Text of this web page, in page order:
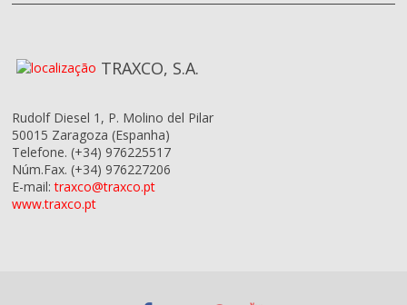
TRAXCO, S.A.
Rudolf Diesel 1, P. Molino del Pilar
50015 Zaragoza (Espanha)
Telefone.(+34) 976225517
Núm.Fax.(+34) 976227206
E-mail:traxco@traxco.pt
www.traxco.pt